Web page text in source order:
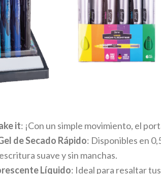
it: ¡Con un simple movimiento, el
de Secado Rápido: Disponibles en
suave y sin manchas.
Líquido: Ideal para resaltar